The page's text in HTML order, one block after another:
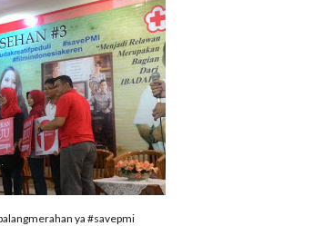
ya #savepmi